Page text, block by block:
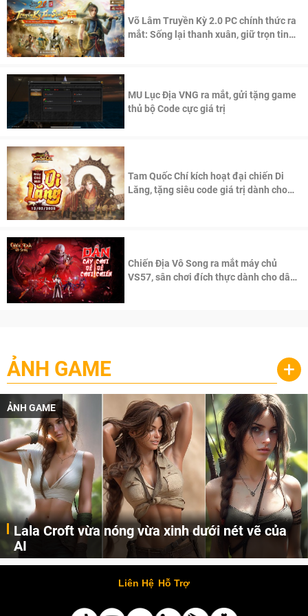
Võ Lâm Truyền Kỳ 2.0 PC chính thức ra
mắt: Sống lại thanh xuân, giữ trọn tinh
MU Lục Địa VNG ra mắt, gửi tặng game
thủ bộ Code cực giá trị
Tam Quốc Chí kích hoạt đại chiến Di
Lăng, tặng siêu code giá trị dành cho
Chiến Địa Vô Song ra mắt máy chủ
VS57, sân chơi đích thực dành cho dân
ẢNH GAME +
ẢNH GAME
Lala Croft vừa nóng vừa xinh dưới nét vẽ của
AI
Cùng đến với những hình ảnh Lala Croft của Tomb Raider dưới nét vẽ của AI. Một cô nàng xinh đẹp, nóng bỏng nhưng cũng rắn rỏi và mạnh mẽ.
Liên Hệ Hỗ Trợ